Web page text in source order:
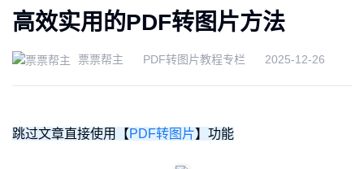
高效实用的PDF转图片方法
票票帮主 PDF转图片教程专栏 2025-12-26
跳过文章直接使用【PDF转图片】功能